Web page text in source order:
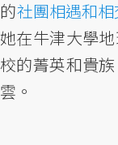
的社團相遇和相
她在牛津大學
校的菁英和貴
雲。